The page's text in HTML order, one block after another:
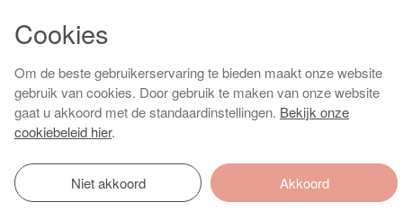
Algemene voorwaarden
Privacy policy
Cookiebeleid
Cookies
Om de beste gebruikerservaring te bieden maakt onze website
gebruik van cookies. Door gebruik te maken van onze website
gaat u akkoord met de standaardinstellingen. Bekijk onze
cookiebeleid hier.